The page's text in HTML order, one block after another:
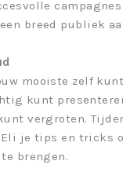
breed publiek
mooiste zelf
kunt
vergroten.
je tips en tricks
brengen.